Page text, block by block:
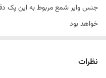
جنس وایر شمع مربوط به این پک
خواهد بود
خریدار گرامی با کلیک کردن بر
نظرات